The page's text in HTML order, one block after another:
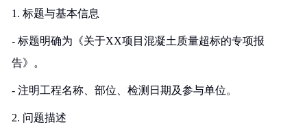
1. 标题与基本信息
- 标题明确为《关于XX项目混凝土质量超标的专项报
告》。
- 注明工程名称、部位、检测日期及参与单位。
2. 问题描述